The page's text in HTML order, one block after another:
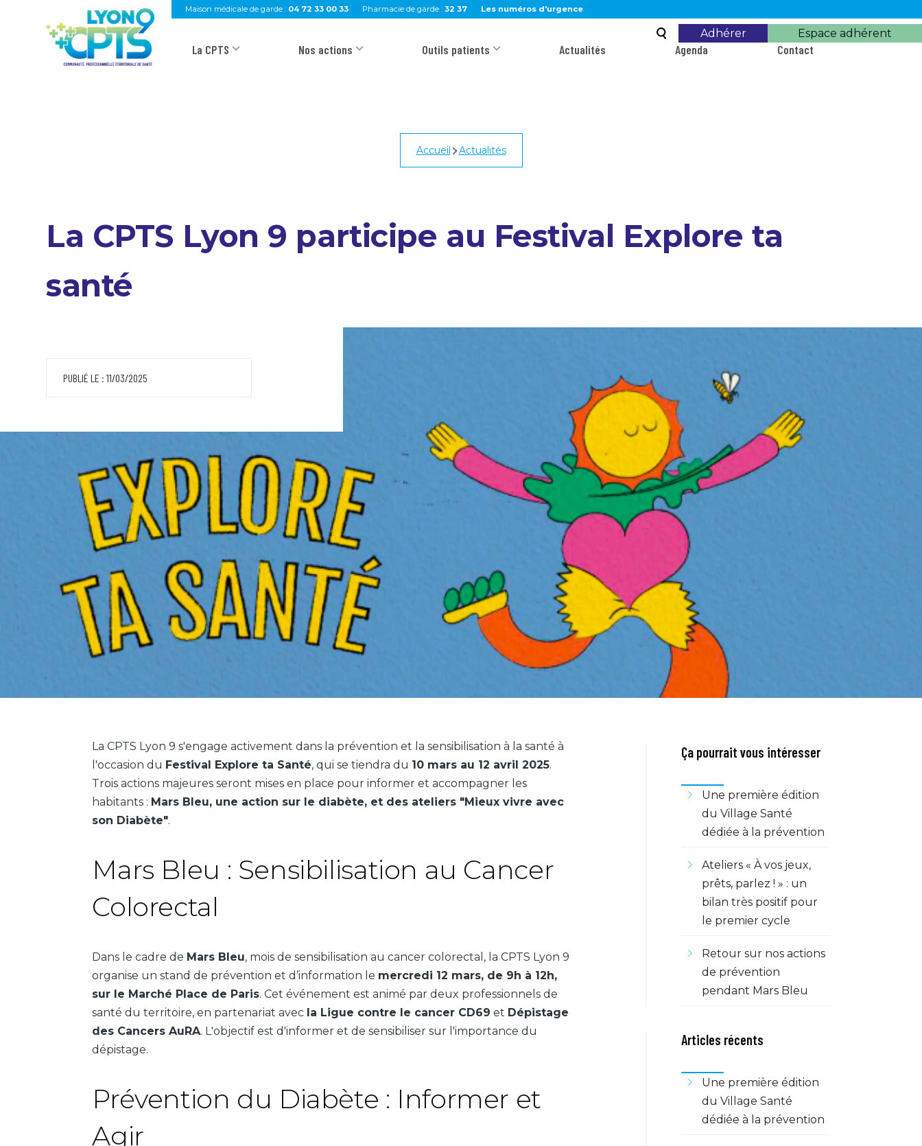
Aller au contenu principal Maison médicale de garde : 04 72 33 00 33 Pharmacie de garde : 32 37 Les numéros d'urgence
La CPTS Nos actions Outils patients Actualités Agenda Contact
Boutons
adhésion
Adhérer Espace adhérent
Accueil Actualités
La CPTS Lyon 9 participe au Festival Explore ta
santé
PUBLIÉ LE : 11/03/2025
La CPTS Lyon 9 s'engage activement dans la prévention et la sensibilisation à la santé à
l'occasion du Festival Explore ta Santé, qui se tiendra du 10 mars au 12 avril 2025.
Trois actions majeures seront mises en place pour informer et accompagner les
habitants : Mars Bleu, une action sur le diabète, et des ateliers "Mieux vivre avec
son Diabète".
Mars Bleu : Sensibilisation au Cancer
Colorectal
Dans le cadre de Mars Bleu, mois de sensibilisation au cancer colorectal, la CPTS Lyon 9
organise un stand de prévention et d’information le mercredi 12 mars, de 9h à 12h,
sur le Marché Place de Paris. Cet événement est animé par deux professionnels de
santé du territoire, en partenariat avec la Ligue contre le cancer CD69 et Dépistage
des Cancers AuRA. L'objectif est d'informer et de sensibiliser sur l'importance du
dépistage.
Prévention du Diabète : Informer et
Agir
Ça pourrait vous intéresser
Une première édition
du Village Santé
dédiée à la prévention
Ateliers « À vos jeux,
prêts, parlez ! » : un
bilan très positif pour
le premier cycle
Retour sur nos actions
de prévention
pendant Mars Bleu
Articles récents
Une première édition
du Village Santé
dédiée à la prévention